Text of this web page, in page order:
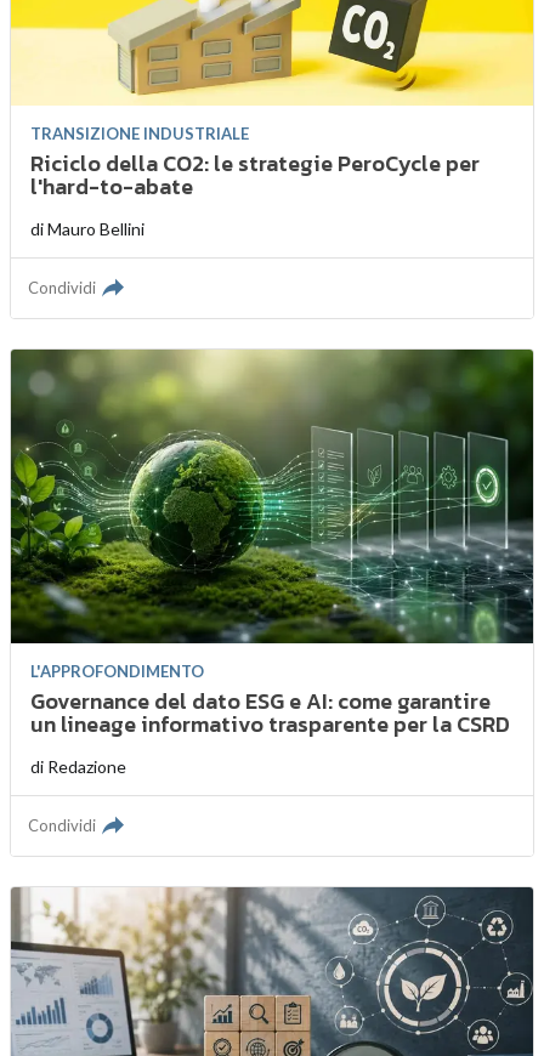
TRANSIZIONE INDUSTRIALE
Riciclo della CO2: le strategie PeroCycle per
l'hard-to-abate
diMauro Bellini
Condividi
L'APPROFONDIMENTO
Governance del dato ESG e AI: come garantire
un lineage informativo trasparente per la CSRD
di Redazione
Condividi